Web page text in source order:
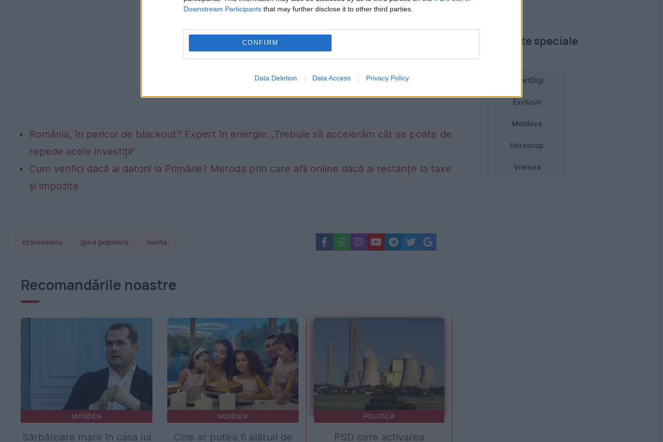
Downstream Participants that may further disclose it to other third parties.
CONFIRM
Data Deletion Data Access Privacy Policy
România, în pericol de blackout? Expert în energie: „Trebuie să accelerăm cât se poate de
repede acele investiții”
Cum verifici dacă ai datorii la Primărie? Metoda prin care afli online dacă ai restanțe la taxe
și impozite
craioveanu gica popescu nunta
Recomandările noastre
MONDEN
Sărbătoare mare în casa lui
MONDEN
Cine ar putea fi alături de
POLITICA
PSD cere activarea
Proiecte speciale
SmartDigi
Exclusiv
Moldova
Horoscop
Vremea